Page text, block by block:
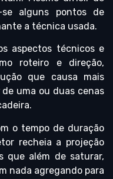
alguns pontos de
a técnica usada.
aspectos técnicos e
roteiro e direção,
que causa mais
uma ou duas cenas
o tempo de duração
recheia a projeção
que além de saturar,
nada agregando para